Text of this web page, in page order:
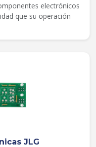
electrónicos
que su operación
JLG